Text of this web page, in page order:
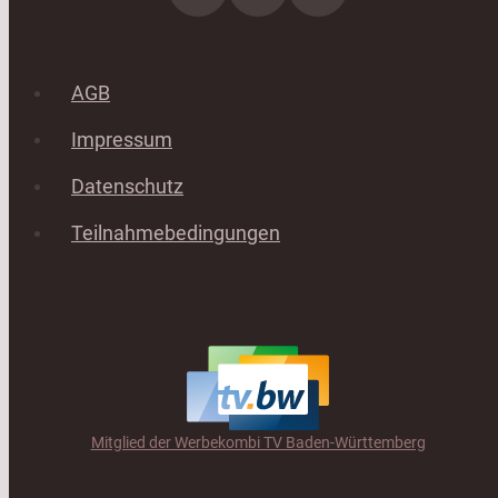
AGB
Impressum
Datenschutz
Teilnahmebedingungen
Mitglied der Werbekombi TV Baden-Württemberg